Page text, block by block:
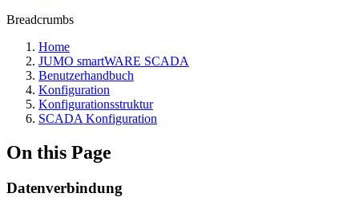
Breadcrumbs
Home
JUMO smartWARE SCADA
Benutzerhandbuch
Konfiguration
Konfigurationsstruktur
SCADA Konfiguration
On this Page
Datenverbindung